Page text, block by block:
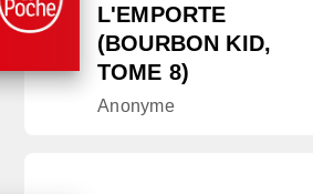
L'EMPORTE
(BOURBON KID,
TOME 8)
Anonyme